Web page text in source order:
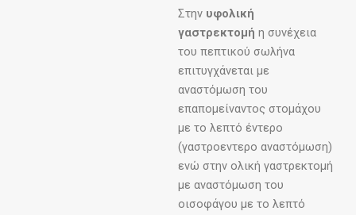
Στην υφολική
γαστρεκτομή η συνέχεια
του πεπτικού σωλήνα
επιτυγχάνεται με
αναστόμωση του
επαπομείναντος στομάχου
με το λεπτό έντερο
(γαστροεντερο αναστόμωση)
ενώ στην ολική γαστρεκτομή
με αναστόμωση του
οισοφάγου με το λεπτό